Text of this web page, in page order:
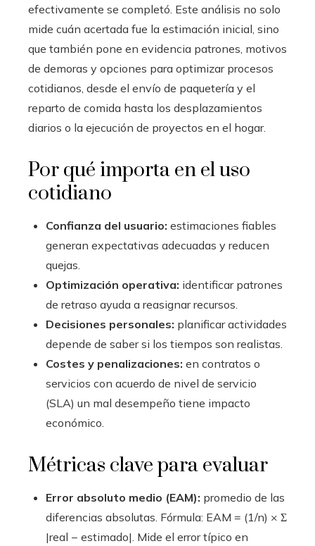
efectivamente se completó. Este análisis no solo
mide cuán acertada fue la estimación inicial, sino
que también pone en evidencia patrones, motivos
de demoras y opciones para optimizar procesos
cotidianos, desde el envío de paquetería y el
reparto de comida hasta los desplazamientos
diarios o la ejecución de proyectos en el hogar.
Por qué importa en el uso
cotidiano
Confianza del usuario: estimaciones fiables
generan expectativas adecuadas y reducen
quejas.
Optimización operativa: identificar patrones
de retraso ayuda a reasignar recursos.
Decisiones personales: planificar actividades
depende de saber si los tiempos son realistas.
Costes y penalizaciones: en contratos o
servicios con acuerdo de nivel de servicio
(SLA) un mal desempeño tiene impacto
económico.
Métricas clave para evaluar
Error absoluto medio (EAM): promedio de las
diferencias absolutas. Fórmula: EAM = (1/n) × Σ
|real − estimado|. Mide el error típico en